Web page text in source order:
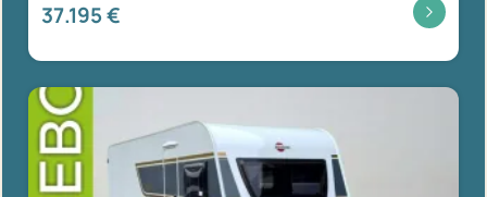
37.195 €